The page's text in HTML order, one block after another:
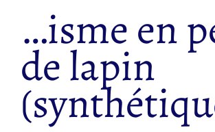
…isme en
de lapin